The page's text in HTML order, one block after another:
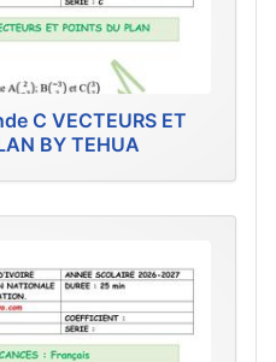
C VECTEURS ET
BY TEHUA